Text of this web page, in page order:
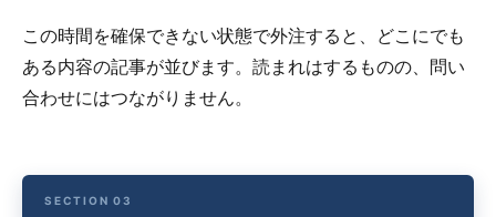
この時間を確保できない状態で外注すると、どこにでも
ある内容の記事が並びます。読まれはするものの、問い
合わせにはつながりません。